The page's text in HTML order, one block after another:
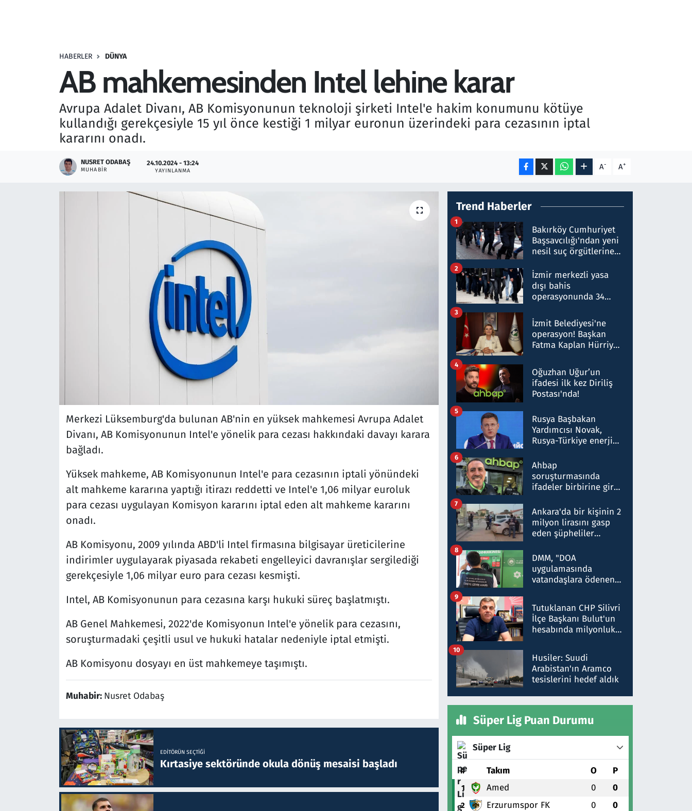
HABERLER DÜNYA
AB mahkemesinden Intel lehine karar
Avrupa Adalet Divanı, AB Komisyonunun teknoloji şirketi Intel'e hakim konumunu kötüye
kullandığı gerekçesiyle 15 yıl önce kestiği 1 milyar euronun üzerindeki para cezasının iptal
kararını onadı.
NUSRET ODABAŞ
MUHABIR
24.10.2024 - 13:24
YAYINLANMA A- A+
Merkezi Lüksemburg'da bulunan AB'nin en yüksek mahkemesi Avrupa Adalet
Divanı, AB Komisyonunun Intel'e yönelik para cezası hakkındaki davayı karara
bağladı.
Yüksek mahkeme, AB Komisyonunun Intel'e para cezasının iptali yönündeki
alt mahkeme kararına yaptığı itirazı reddetti ve Intel'e 1,06 milyar euroluk
para cezası uygulayan Komisyon kararını iptal eden alt mahkeme kararını
onadı.
AB Komisyonu, 2009 yılında ABD'li Intel firmasına bilgisayar üreticilerine
indirimler uygulayarak piyasada rekabeti engelleyici davranışlar sergilediği
gerekçesiyle 1,06 milyar euro para cezası kesmişti.
Intel, AB Komisyonunun para cezasına karşı hukuki süreç başlatmıştı.
AB Genel Mahkemesi, 2022'de Komisyonun Intel'e yönelik para cezasını,
soruşturmadaki çeşitli usul ve hukuki hatalar nedeniyle iptal etmişti.
AB Komisyonu dosyayı en üst mahkemeye taşımıştı.
Muhabir: Nusret Odabaş
EDITÖRÜN SEÇTIĞI
Kırtasiye sektöründe okula dönüş mesaisi başladı
Trend Haberler
Bakırköy Cumhuriyet
Başsavcılığı'ndan yeni
nesil suç örgütlerine
hakkında gözaltı kararı
1
İzmir merkezli yasa
dışı bahis
operasyonunda 34
Milyar liralık para
trafiği tespit edildi
2
İzmit Belediyesi'ne
operasyon! Başkan
Fatma Kaplan Hürriyet
3
Oğuzhan Uğur’un
ifadesi ilk kez Diriliş
Postası'nda!
4
Rusya Başbakan
Yardımcısı Novak,
Rusya-Türkiye enerji
nitelikte olduğunu
belirtti
5
Ahbap
soruşturmasında
ifadeler birbirine girdi:
ifadelerinden ortaya
çıkan tablo şok etti
6
Ankara'da bir kişinin 2
milyon lirasını gasp
eden şüpheliler
7
DMM, "DOA
uygulamasında
vatandaşlara ödenen
düşürüldüğü" iddiasını
yalanladı
8
Tutuklanan CHP Silivri
İlçe Başkanı Bulut'un
hesabında milyonluk
talimat verdi, ben
gönderdim
9
Husiler: Suudi
Arabistan'ın Aramco
tesislerini hedef aldık
10
Süper Lig Puan Durumu
Süper Lig
# Takım O P
1 Amed 0 0
2 Erzurumspor FK 0 0
Savunma Sanayi
Seçim 2023